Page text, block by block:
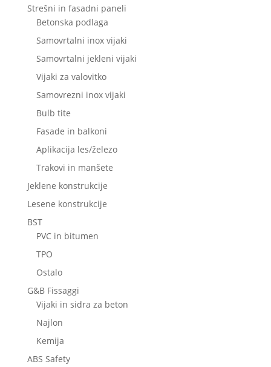
Strešni in fasadni paneli
Betonska podlaga
Samovrtalni inox vijaki
Samovrtalni jekleni vijaki
Vijaki za valovitko
Samovrezni inox vijaki
Bulb tite
Fasade in balkoni
Aplikacija les/železo
Trakovi in manšete
Jeklene konstrukcije
Lesene konstrukcije
BST
PVC in bitumen
TPO
Ostalo
G&B Fissaggi
Vijaki in sidra za beton
Najlon
Kemija
ABS Safety